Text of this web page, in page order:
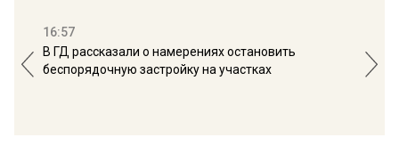
16:57
В ГД рассказали о намерениях остановить
беспорядочную застройку на участках